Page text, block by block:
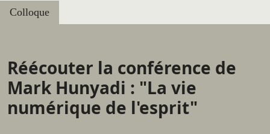
Colloque
Réécouter la conférence de
Mark Hunyadi : "La vie
numérique de l'esprit"